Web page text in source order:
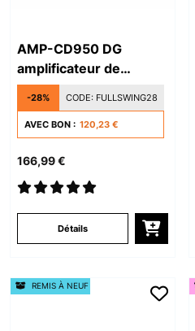
AMP-CD950 DG
amplificateur de
puissance
-28% CODE: FULLSWING28
AVEC BON : 120,23 €
166,99 €
Détails
REMIS À NEUF